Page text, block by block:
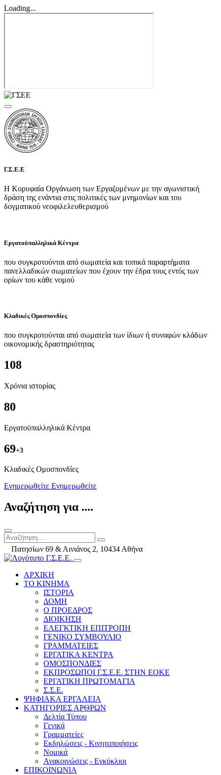
Loading...
Γ.Σ.Ε.Ε
Η Κορυφαία Οργάνωση των Εργαζομένων με την αγωνιστική
δράση της ενάντια στις πολιτικές των μνημονίων και του
δογματικού νεοφιλελευθερισμού
Εργατοϋπαλληλικά Κέντρα
που συγκροτούνται από σωματεία και τοπικά παραρτήματα
πανελλαδικών σωματείων που έχουν την έδρα τους εντός των
ορίων του κάθε νομού
Κλαδικές Ομοσπονδίες
που συγκροτούνται από σωματεία των ίδιων ή συναφών κλάδων
οικονομικής δραστηριότητας
108
Χρόνια ιστορίας
80
Εργατοϋπαλληλικά Κέντρα
69+3
Kλαδικές Ομοσπονδίες
Ενημερωθείτε Ενημερωθείτε
Αναζήτηση για ....
Πατησίων 69 & Αινιάνος 2, 10434 Αθήνα
ΑΡΧΙΚΗ
ΤΟ ΚΙΝΗΜΑ
ΙΣΤΟΡΙΑ
ΔΟΜΗ
Ο ΠΡΟΕΔΡΟΣ
ΔΙΟΙΚΗΣΗ
ΕΛΕΓΚΤΙΚΗ ΕΠΙΤΡΟΠΗ
ΓΕΝΙΚΟ ΣΥΜΒΟΥΛΙΟ
ΓΡΑΜΜΑΤΕΙΕΣ
ΕΡΓΑΤΙΚΑ ΚΕΝΤΡΑ
ΟΜΟΣΠΟΝΔΙΕΣ
ΕΚΠΡΟΣΩΠΟΙ Γ.Σ.Ε.Ε. ΣΤΗΝ ΕΟΚΕ
ΕΡΓΑΤΙΚΗ ΠΡΩΤΟΜΑΓΙΑ
Σ.Σ.Ε.
ΨΗΦΙΑΚΑ ΕΡΓΑΛΕΙΑ
ΚΑΤΗΓΟΡΙΕΣ ΑΡΘΡΩΝ
Δελτία Τύπου
Γενικά
Γραμματείες
Εκδηλώσεις - Κινητοποιήσεις
Νομικά
Ανακοινώσεις - Εγκύκλιοι
ΕΠΙΚΟΙΝΩΝΙΑ